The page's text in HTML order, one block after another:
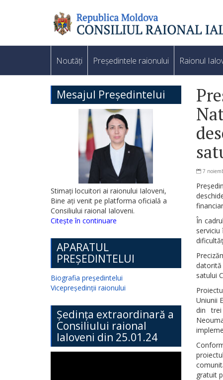
Noutăți Președintele raionului Raionul
Mesajul Președintelui
Stimați locuitori ai raionului Ialoveni,
Bine ați venit pe platforma oficială a
Consiliului raional Ialoveni.
Citește în continuare
APARATUL
PREȘEDINTELUI
Biografia președintelui
Vicepreședinții raionului
Ședința extraordinară a
Consiliului raional
Ialoveni din 25.01.24
7
În
satului
Uniunii
din
gratuit